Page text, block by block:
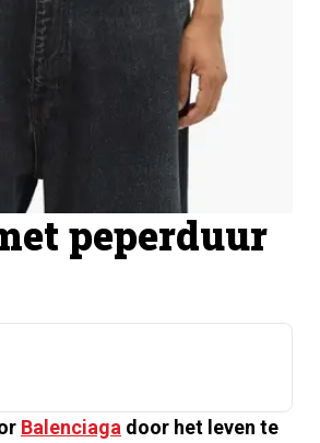
peperduur
Balenciaga door het leven te